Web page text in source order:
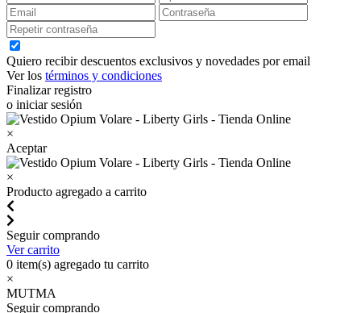
Quiero recibir descuentos exclusivos y novedades por email
Ver los términos y condiciones
Finalizar registro
o iniciar sesión
×
Aceptar
×
Producto agregado a carrito
Seguir comprando
Ver carrito
0 item(s) agregado tu carrito
×
MUTMA
Seguir comprando